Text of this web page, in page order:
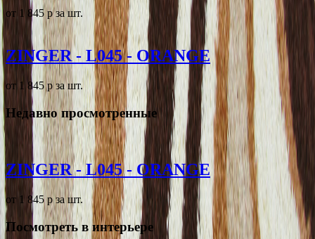
от 1 845 pза шт.
ZINGER - L045 - ORANGE
от 1 845 pза шт.
Недавно просмотренные
ZINGER - L045 - ORANGE
от 1 845 pза шт.
Посмотреть в интерьере